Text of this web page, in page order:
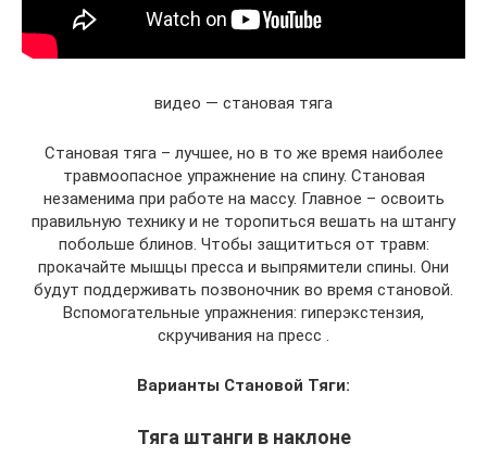
видео — становая тяга
Становая тяга – лучшее, но в то же время наиболее
травмоопасное упражнение на спину. Становая
незаменима при работе на массу. Главное – освоить
правильную технику и не торопиться вешать на штангу
побольше блинов. Чтобы защититься от травм:
прокачайте мышцы пресса и выпрямители спины. Они
будут поддерживать позвоночник во время становой.
Вспомогательные упражнения: гиперэкстензия,
скручивания на пресс .
Варианты Становой Тяги:
Тяга штанги в наклоне